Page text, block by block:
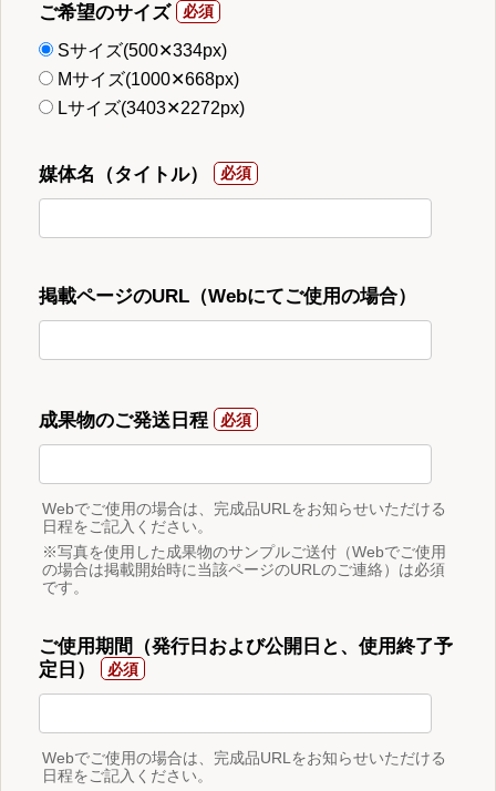
ご希望のサイズ
Sサイズ(500✕334px)
Mサイズ(1000✕668px)
Lサイズ(3403✕2272px)
媒体名（タイトル）
掲載ページのURL（Webにてご使用の場合）
成果物のご発送日程
Webでご使用の場合は、完成品URLをお知らせいただける
日程をご記入ください。
※写真を使用した成果物のサンプルご送付（Webでご使用
の場合は掲載開始時に当該ページのURLのご連絡）は必須
です。
ご使用期間（発行日および公開日と、使用終了予
定日）
Webでご使用の場合は、完成品URLをお知らせいただける
日程をご記入ください。